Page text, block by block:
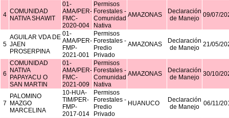
4 COMUNIDAD
NATIVA SHAWIT
01-
AMA/PER-
FMC-
2020-004
Permisos
Forestales -
Comunidad
Nativa
AMAZONAS
Declaración
de Manejo 09/07/
5
AGUILAR VDA DE
JAEN
PROSERPINA
01-
AMA/PER-
FMP-
2021-001
Permisos
Forestales -
Predio
Privado
AMAZONAS
Declaración
de Manejo 21/05/
6
COMUNIDAD
NATIVA
PAPAYACU O
SAN MARTIN
01-
AMA/PER-
FMC-
2021-009
Permisos
Forestales -
Comunidad
Nativa
AMAZONAS
Declaración
de Manejo 30/10/
7
PALOMINO
MAZGO
MARCELINA
10-HUA-
TIM/PER-
FMP-
2017-014
Permisos
Forestales -
Predio
Privado
HUANUCO
Declaración
de Manejo 06/11/